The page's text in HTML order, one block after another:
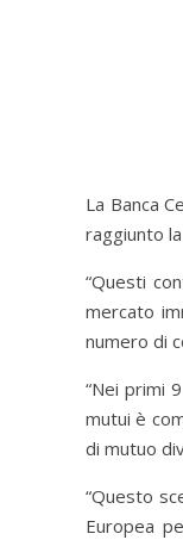
La Banca
raggiunto
“Questi
mercato
numero di
“Nei primi
mutui è
di mutuo
“Questo
Europea